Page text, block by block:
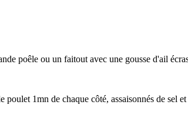
poêle ou un faitout avec une gousse d'ail
poulet 1mn de chaque côté, assaisonnés de sel